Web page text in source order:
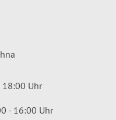
Uhr
- 16:00 Uhr